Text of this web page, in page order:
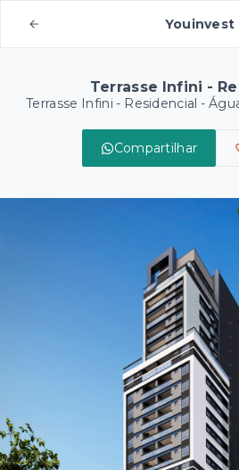
Youinvest
Terrasse Infini -
Terrasse Infini - Residencial -
Compartilhar